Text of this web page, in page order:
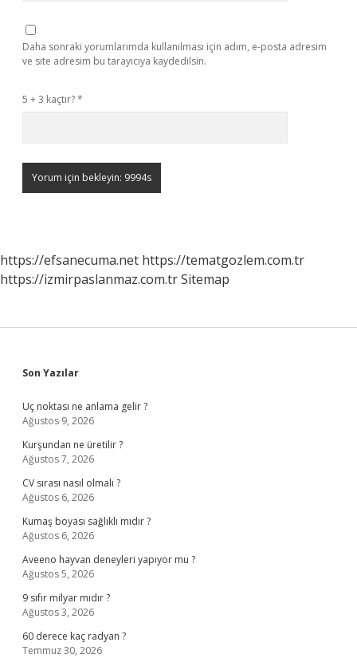
Daha sonraki yorumlarımda kullanılması için adım, e-posta adresim
ve site adresim bu tarayıcıya kaydedilsin.
5 + 3 kaçtır?*
https://efsanecuma.net https://tematgozlem.com.tr
https://izmirpaslanmaz.com.trSitemap
Sidebar
Son Yazılar
Uç noktası ne anlama gelir ?
Ağustos 9, 2026
Kurşundan ne üretilir ?
Ağustos 7, 2026
CV sırası nasıl olmalı ?
Ağustos 6, 2026
Kumaş boyası sağlıklı mıdır ?
Ağustos 6, 2026
Aveeno hayvan deneyleri yapıyor mu ?
Ağustos 5, 2026
9 sıfır milyar mıdır ?
Ağustos 3, 2026
60 derece kaç radyan ?
Temmuz 30, 2026